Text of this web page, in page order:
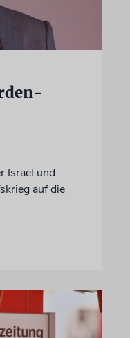
Israel und
auf die